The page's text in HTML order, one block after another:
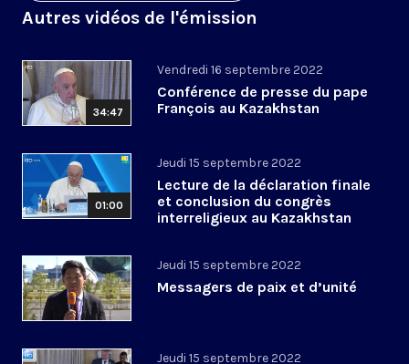
Autres vidéos de l'émission
34:47
Vendredi 16 septembre 2022
Conférence de presse du pape
François au Kazakhstan
01:00
Jeudi 15 septembre 2022
Lecture de la déclaration finale
et conclusion du congrès
interreligieux au Kazakhstan
Jeudi 15 septembre 2022
Messagers de paix et d’unité
Jeudi 15 septembre 2022